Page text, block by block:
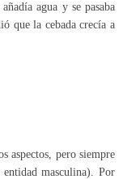
agua y se pasaba
que la cebada crecía a
aspectos, pero siempre
masculina). Por